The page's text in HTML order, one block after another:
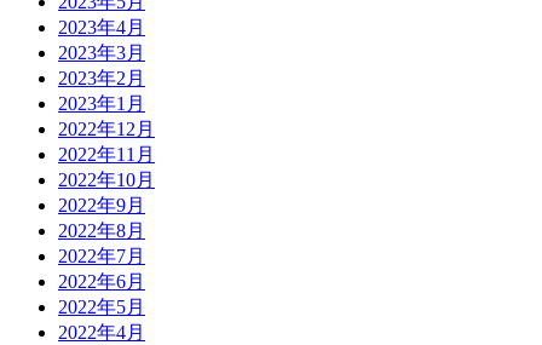
2023年4月
2023年3月
2023年2月
2023年1月
2022年12月
2022年11月
2022年10月
2022年9月
2022年8月
2022年7月
2022年6月
2022年5月
2022年4月